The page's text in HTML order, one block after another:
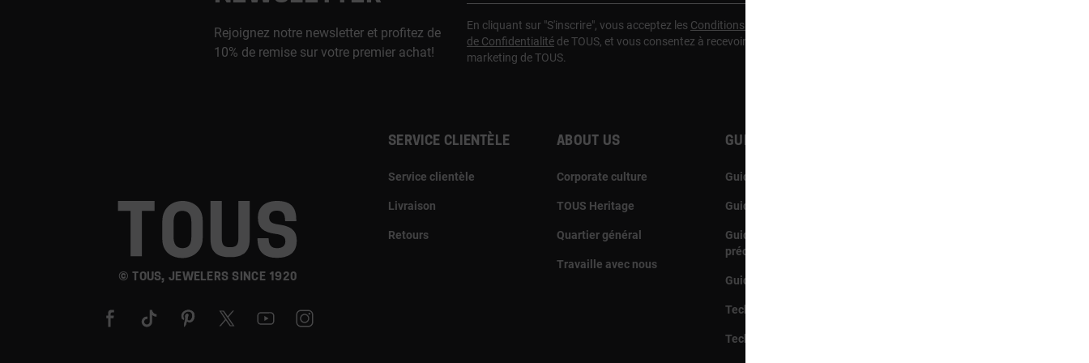
Rejoignez notre newsletter et profitez de
10% de remise sur votre premier achat!
En cliquant sur "S'inscrire", vous acceptez les Conditions Générales
de Confidentialité de TOUS, et vous consentez à recevoir des communications
marketing de TOUS.
© TOUS, JEWELERS SINCE 1920
Service clientèle
Service clientèle
Livraison
Retours
About us
Corporate culture
TOUS Heritage
Quartier général
Travaille avec nous
Guide de bijoux
Guide des métaux
Guide des métaux
Guide de Pierres
précieuses
Guide des Diamants
Techniques de Perles
Techniques de production